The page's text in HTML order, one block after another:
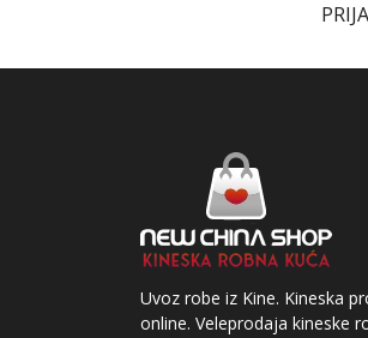
Uvoz robe iz Kine. Kineska
online. Veleprodaja kineske